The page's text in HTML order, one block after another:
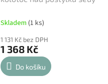
Skladem (1 ks)
1 131 Kč bez DPH
1 368 Kč
Do košíku